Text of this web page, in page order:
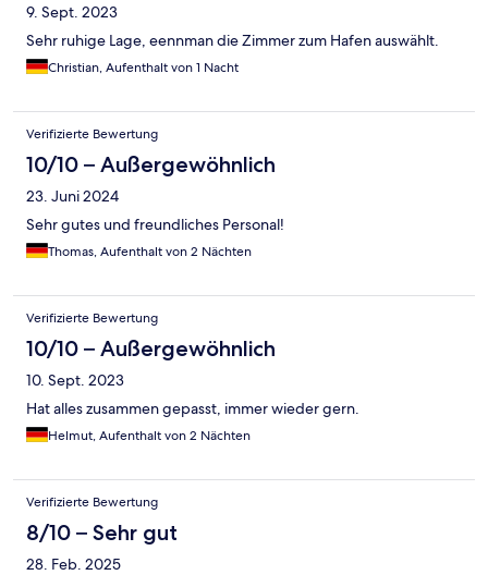
9. Sept. 2023
Sehr ruhige Lage, eennman die Zimmer zum Hafen auswählt.
Christian, Aufenthalt von 1 Nacht
Verifizierte Bewertung
10/10 – Außergewöhnlich
23. Juni 2024
Sehr gutes und freundliches Personal!
Thomas, Aufenthalt von 2 Nächten
Verifizierte Bewertung
10/10 – Außergewöhnlich
10. Sept. 2023
Hat alles zusammen gepasst, immer wieder gern.
Helmut, Aufenthalt von 2 Nächten
Verifizierte Bewertung
8/10 – Sehr gut
28. Feb. 2025